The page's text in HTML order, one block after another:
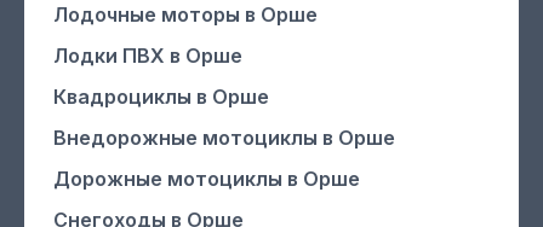
Лодочные моторы в Орше
Лодки ПВХ в Орше
Квадроциклы в Орше
Внедорожные мотоциклы в Орше
Дорожные мотоциклы в Орше
Снегоходы в Орше